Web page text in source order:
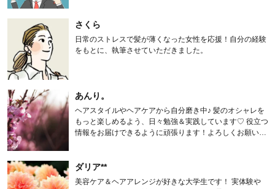
さくら
日常のストレスで髪が薄くなった女性を応援！自分の経験
をもとに、執筆させていただきました。
あんり。
ヘアスタイルやヘアケアから自分磨き中♪ 髪のオシャレを
もっと楽しめるよう、日々勉強＆実践しています♡ 役立つ
情報をお届けできるように頑張ります！よろしくお願いし
ダリア**
美容ケア＆ヘアアレンジが好きな大学生です！ 実体験や